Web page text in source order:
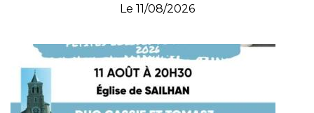
Le 11/08/2026